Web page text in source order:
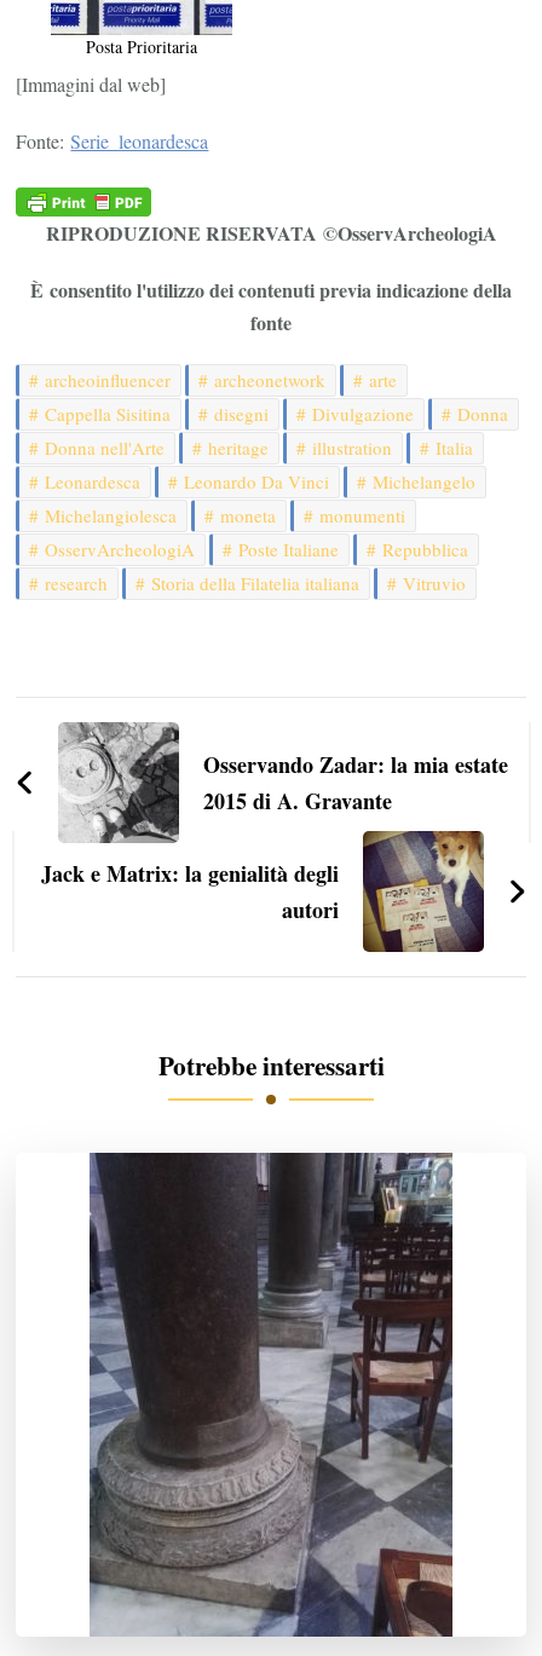
Posta Prioritaria
[Immagini dal web]
Fonte:Serie_leonardesca
RIPRODUZIONE RISERVATA ©OsservArcheologiA
È consentito l'utilizzo dei contenuti previa indicazione della
fonte
archeoinfluencer archeonetwork
arte
Cappella Sisitina
disegni Divulgazione
Donna
Donna nell'Arte
heritage illustration
Italia
Leonardesca
Leonardo Da Vinci
Michelangelo
Michelangiolesca
moneta
monumenti
OsservArcheologiA
Poste Italiane
Repubblica
research
Storia della Filatelia italiana Vitruvio
Navigazione
articoli
Osservando Zadar: la mia estate
2015 di A. Gravante
Jack e Matrix: la genialità degli
autori
Potrebbe interessarti